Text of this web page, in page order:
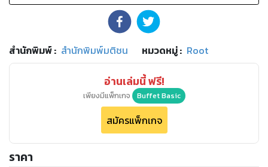
สำนักพิมพ์: สำนักพิมพ์มติชน หมวดหมู่: Root
อ่านเล่มนี้ ฟรี!
เพียงมีแพ็กเกจ Buffet Basic
สมัครแพ็กเกจ
ราคา